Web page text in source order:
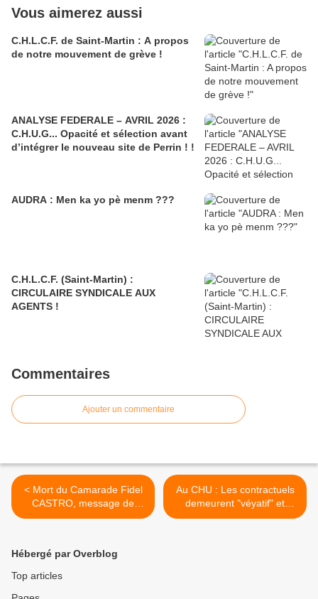
Vous aimerez aussi
C.H.L.C.F. de Saint-Martin : A propos
de notre mouvement de grève !
ANALYSE FEDERALE – AVRIL 2026 :
C.H.U.G... Opacité et sélection avant
d’intégrer le nouveau site de Perrin ! !
AUDRA : Men ka yo pè menm ???
C.H.L.C.F. (Saint-Martin) :
CIRCULAIRE SYNDICALE AUX
AGENTS !
Commentaires
Ajouter un commentaire
< Mort du Camarade Fidel
CASTRO, message de
soutien de la FSAS-CGTG
Au CHU : Les contractuels
demeurent "véyatif" et
s'organisent avec le soutien
Hébergé par Overblog
Top articles